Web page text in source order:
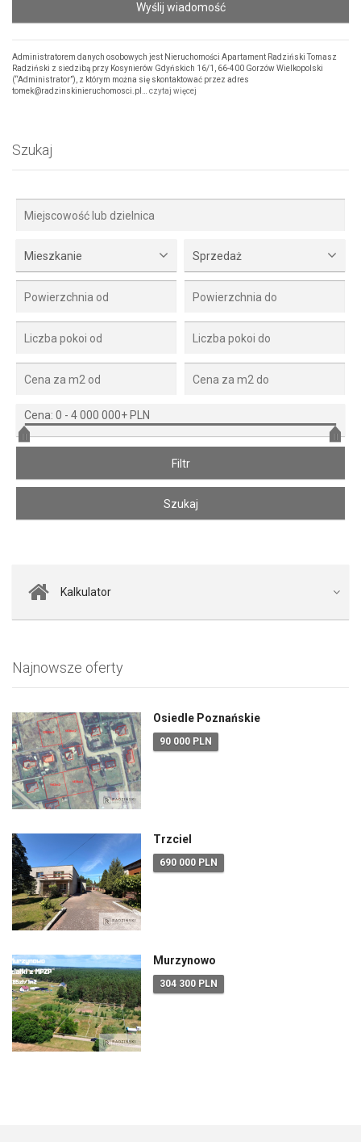
Wyślij wiadomość
Administratorem danych osobowych jest Nieruchomości Apartament Radziński Tomasz
Radziński z siedzibą przy Kosynierów Gdyńskich 16/1, 66-400 Gorzów Wielkopolski
(“Administrator”), z którym można się skontaktować przez adres
tomek@radzinskinieruchomosci.pl… czytaj więcej
Szukaj
Mieszkanie Sprzedaż
Cena: 0 - 4 000 000+ PLN
Kalkulator
Najnowsze oferty
Osiedle Poznańskie
90 000 PLN
Trzciel
690 000 PLN
Murzynowo
304 300 PLN